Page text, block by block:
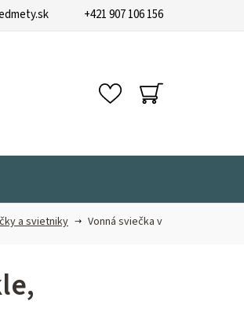
+421 907 106 156
NÁKUPNÝ
KOŠÍK
a svietniky
Vonná sviečka v